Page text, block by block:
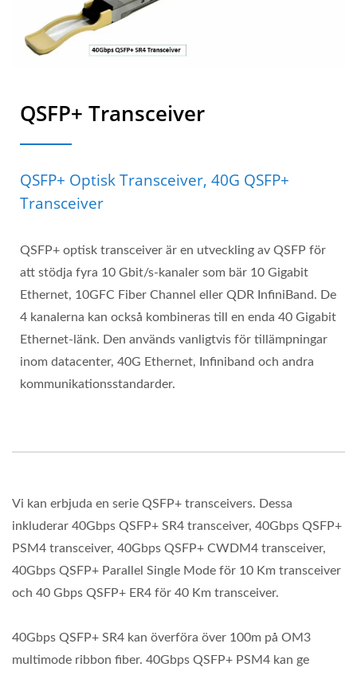
QSFP+ Transceiver
QSFP+ Optisk Transceiver, 40G QSFP+
Transceiver
QSFP+ optisk transceiver är en utveckling av QSFP för
att stödja fyra 10 Gbit/s-kanaler som bär 10 Gigabit
Ethernet, 10GFC Fiber Channel eller QDR InfiniBand. De
4 kanalerna kan också kombineras till en enda 40 Gigabit
Ethernet-länk. Den används vanligtvis för tillämpningar
inom datacenter, 40G Ethernet, Infiniband och andra
kommunikationsstandarder.
Vi kan erbjuda en serie QSFP+ transceivers. Dessa
inkluderar 40Gbps QSFP+ SR4 transceiver, 40Gbps QSFP+
PSM4 transceiver, 40Gbps QSFP+ CWDM4 transceiver,
40Gbps QSFP+ Parallel Single Mode för 10 Km transceiver
och 40 Gbps QSFP+ ER4 för 40 Km transceiver.
40Gbps QSFP+ SR4 kan överföra över 100m på OM3
multimode ribbon fiber. 40Gbps QSFP+ PSM4 kan ge